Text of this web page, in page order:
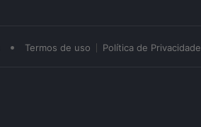
• Termos de uso Política de Privacidade